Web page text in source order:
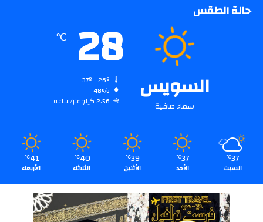
حالة الطقس
السويس
سماء صافية
28
℃
48%
2.56 كيلومتر/ساعة
37
℃
السبت
37
℃
الأحد
39
℃
الأثنين
40
℃
الثلاثاء
41
℃
الأربعاء